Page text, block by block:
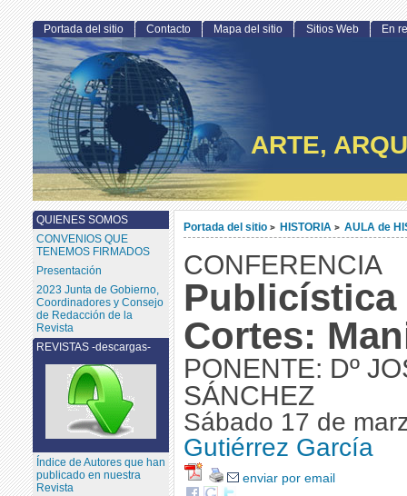
ARTE,
Portada del sitio > HISTORIA > AULA de
CONFERENCIA
Publicística
Cortes:
PONENTE: Dº
SÁNCHEZ
Sábado 17 de
Gutiérrez García
enviar por email
Portada del sitio Contacto Mapa del sitio Sitios Web En
QUIENES SOMOS
CONVENIOS QUE
TENEMOS FIRMADOS
Presentación
2023 Junta de Gobierno,
Coordinadores y Consejo
de Redacción de la
Revista
REVISTAS -descargas-
Índice de Autores que han
publicado en nuestra
Revista